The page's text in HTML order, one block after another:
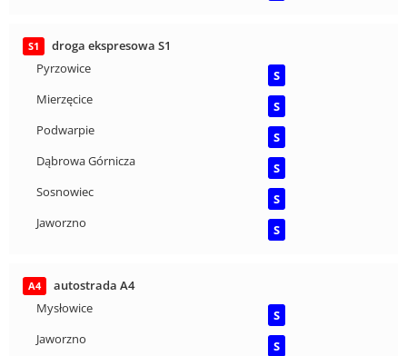
S1
droga ekspresowa S1
Pyrzowice
S
Mierzęcice
S
Podwarpie
S
Dąbrowa Górnicza
S
Sosnowiec
S
Jaworzno
S
A4
autostrada A4
Mysłowice
S
Jaworzno
S